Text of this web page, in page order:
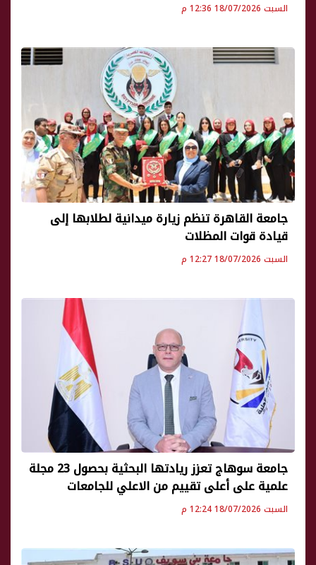
السبت 18/07/2026 12:36 م
جامعة القاهرة تنظم زيارة ميدانية لطلابها إلى
قيادة قوات المظلات
السبت 18/07/2026 12:27 م
جامعة سوهاج تعزز ريادتها البحثية بحصول 23 مجلة
علمية على أعلى تقييم من الاعلي للجامعات
السبت 18/07/2026 12:24 م